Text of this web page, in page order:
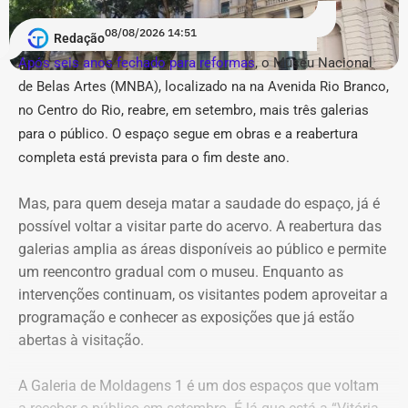
Rossi subiu para R$ 1.254.388,53, alta de 70 % em
relação a 2014 . Naquele ano, a declaração incluía uma
casa e um outro imóvel na cidade da Região Serrana,
avaliados em R$ 620 mil e R$ 260 mil respectivamente;
um apartamento no Rio no valor de R$ 277,1 mil e um
Land Rover Sport 2011 avaliado em R$ 90 mil, além de
valores depositados em conta bancária.
De 2014 a 2026: aumento de 188,7%
do patrimônio
Agora, em 2026, candidato a deputado federal pela União
Brasil, Rossi declarou R$ 2.130.168,58 em bens. Em
relação a 2020, a alta foi de 69,8%.
Considerando todo o intervalo entre 2014 e 2026, o
“repetição” no Instagram
Em um anexo de 36 páginas, o município relacionou 31
publicações, sendo a maior parte — 14 conteúdos —
atribuída ao perfil @buziosnuecru. Outras seis são do
@buziosinformacoes, quatro do @acorda_buziosrj, duas
do @fofoca_na_calcada e as demais estão distribuídas
Na petição inicial, a gestão municipal afirma que os perfis
empregam “estética pseudojornalística”, manchetes
conclusivas, memes, montagens e acusações por
associação para repercutir temas relacionados a
hospitais, contratos, obras, programas públicos e agentes
municipais. Além disso, o Executivo também alerta que a
contas diferentes poderia produzir uma aparência
Redação08/08/2026 14:51
Após seis anos fechado para reformas, o Museu Nacional
de Belas Artes (MNBA), localizado na na Avenida Rio Branco,
no Centro do Rio, reabre, em setembro, mais três galerias
para o público. O espaço segue em obras e a reabertura
completa está prevista para o fim deste ano.
Mas, para quem deseja matar a saudade do espaço, já é
possível voltar a visitar parte do acervo. A reabertura das
galerias amplia as áreas disponíveis ao público e permite
um reencontro gradual com o museu. Enquanto as
intervenções continuam, os visitantes podem aproveitar a
programação e conhecer as exposições que já estão
abertas à visitação.
A Galeria de Moldagens 1 é um dos espaços que voltam